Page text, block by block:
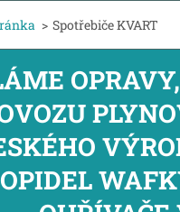
> Spotřebiče KVART